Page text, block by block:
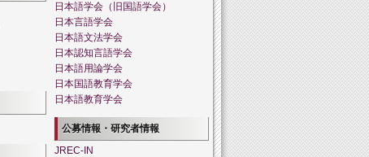
日本語学会（旧国語学会）
日本言語学会
日本語文法学会
日本認知言語学会
日本語用論学会
日本国語教育学会
日本語教育学会
公募情報・研究者情報
JREC-IN